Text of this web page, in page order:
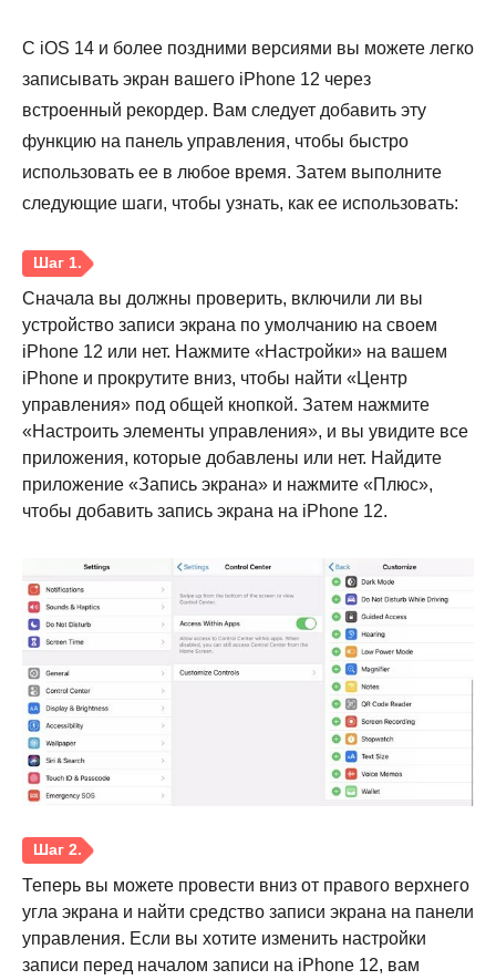
С iOS 14 и более поздними версиями вы можете легко
записывать экран вашего iPhone 12 через
встроенный рекордер. Вам следует добавить эту
функцию на панель управления, чтобы быстро
использовать ее в любое время. Затем выполните
следующие шаги, чтобы узнать, как ее использовать:
Сначала вы должны проверить, включили ли вы
устройство записи экрана по умолчанию на своем
iPhone 12 или нет. Нажмите «Настройки» на вашем
iPhone и прокрутите вниз, чтобы найти «Центр
управления» под общей кнопкой. Затем нажмите
«Настроить элементы управления», и вы увидите все
приложения, которые добавлены или нет. Найдите
приложение «Запись экрана» и нажмите «Плюс»,
чтобы добавить запись экрана на iPhone 12.
Теперь вы можете провести вниз от правого верхнего
угла экрана и найти средство записи экрана на панели
управления. Если вы хотите изменить настройки
записи перед началом записи на iPhone 12, вам